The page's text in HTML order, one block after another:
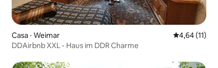
Casa ⋅ Weimar 4,64 de uma
4,64 (11)
DDAirbnb XXL - Haus im DDR Charme